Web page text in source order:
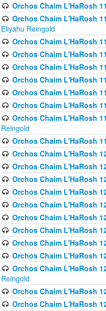
Orchos Chaim L'HaRosh
Orchos Chaim L'HaRosh
Eliyahu Reingold
Orchos Chaim L'HaRosh
Orchos Chaim L'HaRosh
Orchos Chaim L'HaRosh
Orchos Chaim L'HaRosh
Orchos Chaim L'HaRosh
Orchos Chaim L'HaRosh
Orchos Chaim L'HaRosh
Reingold
Orchos Chaim L'HaRosh
Orchos Chaim L'HaRosh
Orchos Chaim L'HaRosh
Orchos Chaim L'HaRosh
Orchos Chaim L'HaRosh
Orchos Chaim L'HaRosh
Orchos Chaim L'HaRosh
Orchos Chaim L'HaRosh
Orchos Chaim L'HaRosh
Orchos Chaim L'HaRosh
Orchos Chaim L'HaRosh
Reingold
Orchos Chaim L'HaRosh
Orchos Chaim L'HaRosh